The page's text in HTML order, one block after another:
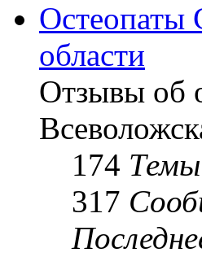
Остеопаты
области
Отзывы об
174 Темы
317